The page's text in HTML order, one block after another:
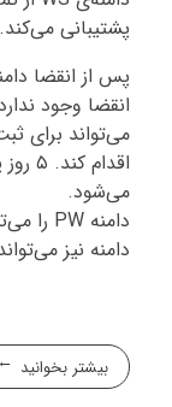
پشتیبانی می‌کند.
پس از انقضا
می‌تواند برای
می‌شود.
دامنه نیز می‌تواند از ۱ تا ۱۰
بیشتر بخوانید